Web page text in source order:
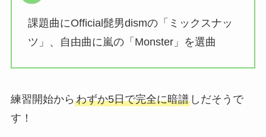
課題曲にOfficial髭男dismの「ミックスナッ
ツ」、自由曲に嵐の「Monster」を選曲
練習開始から わずか5日で完全に暗譜しだそうで
す！